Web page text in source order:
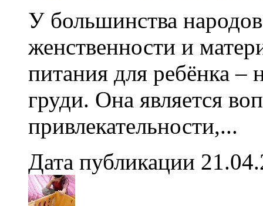
У большинства
женственности и
питания для ребёнка –
груди. Она является
привлекательности,...
Дата публикации